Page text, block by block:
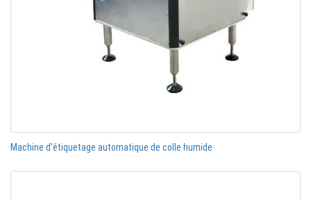
Machine d'étiquetage automatique de colle humide